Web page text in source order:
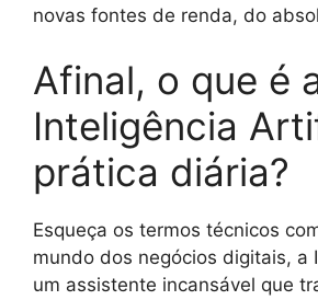
novas fontes de renda, do
Afinal, o que é
Inteligência
prática diária?
Esqueça os termos técnicos
mundo dos negócios digitais, a
um assistente incansável que